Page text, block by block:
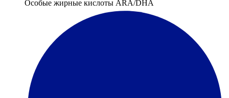
Особые жирные кислоты ARA/DHA